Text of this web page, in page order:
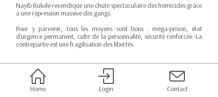
Nayib Bukele revendique une chute spectaculaire des homicides grâce
à une répression massive des gangs.
Pour y parvenir, tous les moyens sont bons : méga-prison, état
d'urgence permanent, culte de la personnalité, sécurité renforcée. La
contrepartie est une fragilisation des libertés.
Home Login Contact